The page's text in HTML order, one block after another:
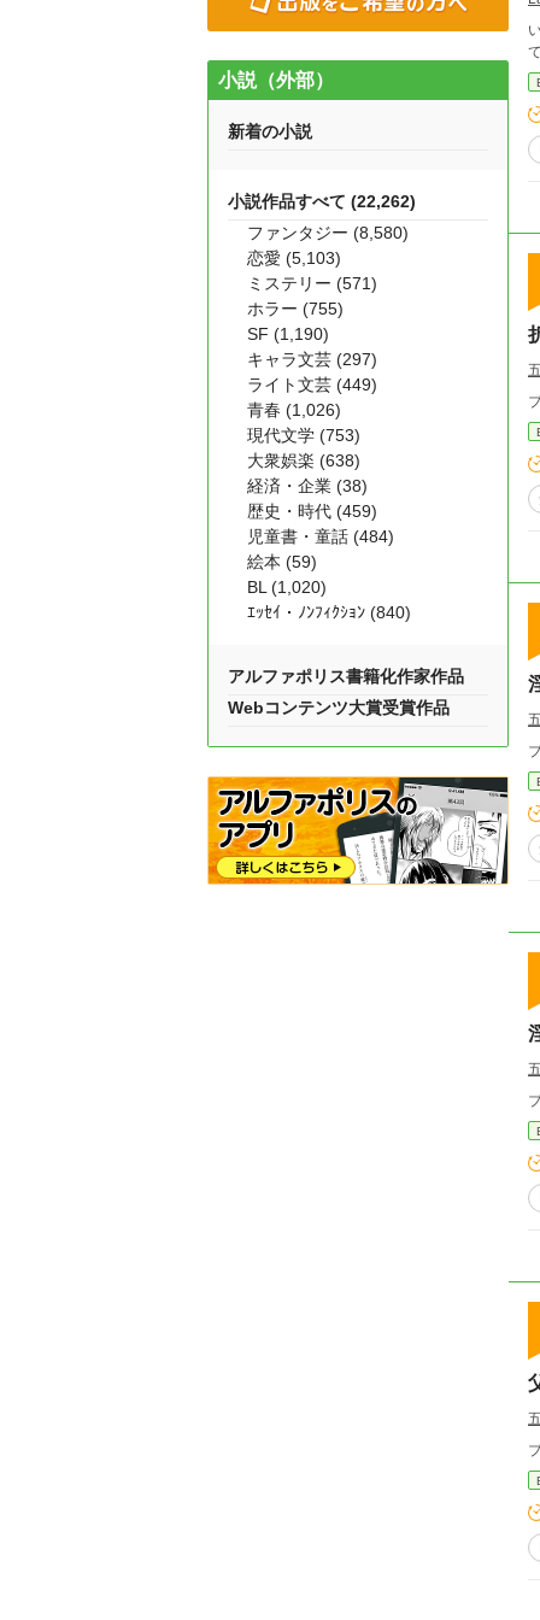
小説（外部）
新着の小説
小説作品すべて (22,262)
ファンタジー (8,580)
恋愛 (5,103)
ミステリー (571)
ホラー (755)
SF (1,190)
キャラ文芸 (297)
ライト文芸 (449)
青春 (1,026)
現代文学 (753)
大衆娯楽 (638)
経済・企業 (38)
歴史・時代 (459)
児童書・童話 (484)
絵本 (59)
BL (1,020)
ｴｯｾｲ・ﾉﾝﾌｨｸｼｮﾝ (840)
アルファポリス書籍化作家作品
Webコンテンツ大賞受賞作品